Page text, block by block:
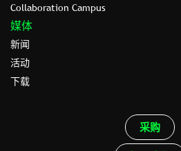
Collaboration Campus
媒体
新闻
活动
下载
采购